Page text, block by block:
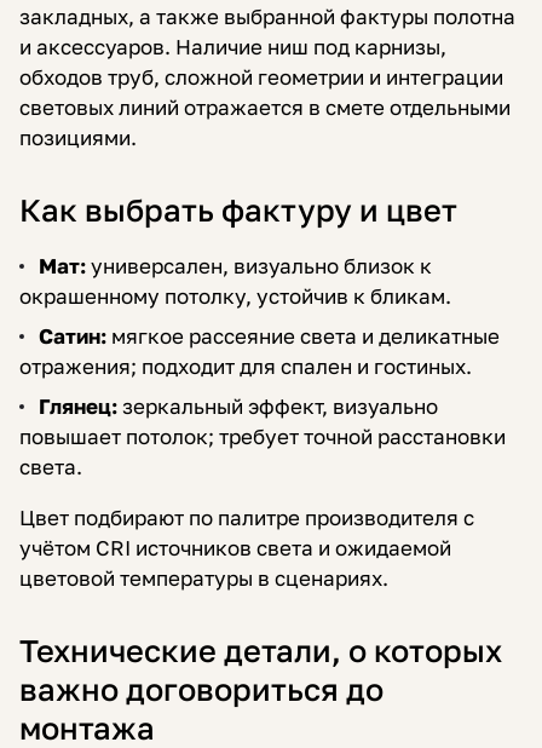
закладных, а также выбранной фактуры полотна
и аксессуаров. Наличие ниш под карнизы,
обходов труб, сложной геометрии и интеграции
световых линий отражается в смете отдельными
позициями.
Как выбрать фактуру и цвет
Мат:универсален, визуально близок к
окрашенному потолку, устойчив к бликам.
Сатин: мягкое рассеяние света и деликатные
отражения; подходит для спален и гостиных.
Глянец:зеркальный эффект, визуально
повышает потолок; требует точной расстановки
света.
Цвет подбирают по палитре производителя с
учётом CRI источников света и ожидаемой
цветовой температуры в сценариях.
Технические детали, о которых
важно договориться до
монтажа